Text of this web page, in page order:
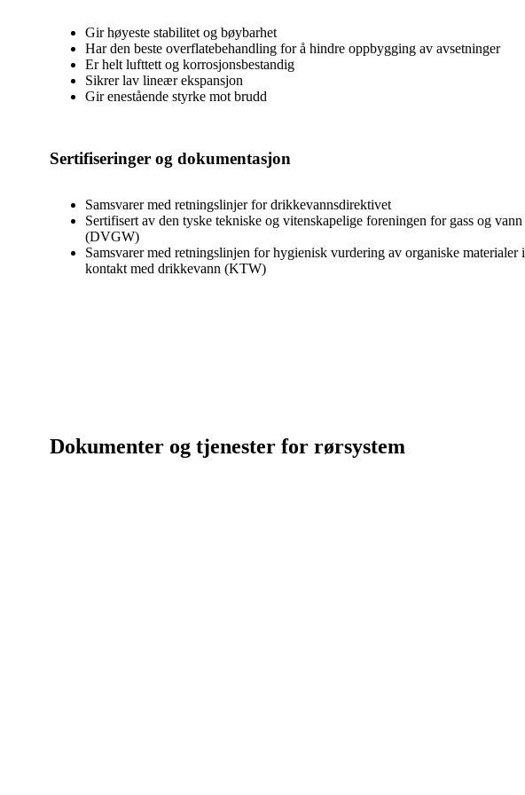
Gir høyeste stabilitet og bøybarhet
Har den beste overflatebehandling for å hindre oppbygging av avsetninger
Er helt lufttett og korrosjonsbestandig
Sikrer lav lineær ekspansjon
Gir enestående styrke mot brudd
Sertifiseringer og dokumentasjon
Samsvarer med retningslinjer for drikkevannsdirektivet
Sertifisert av den tyske tekniske og vitenskapelige foreningen for gass og vann
(DVGW)
Samsvarer med retningslinjen for hygienisk vurdering av organiske materialer i
kontakt med drikkevann (KTW)
Dokumenter og tjenester for rørsystem